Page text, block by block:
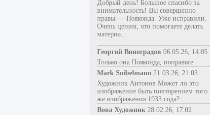
Добрый день! Большое спасибо за
внимательность! Вы совершенно
правы — Пояконда. Уже исправили.
Очень ценим, что помогаете делать
материа...
Георгий Виноградов 06.05.26, 14:05
Только она Пояконда, поправьте.
Mark Soibelmann 21.03.26, 21:03
Художник Антонов Может ли это
изображение быть повторением того
же изображения 1933 года?...
Вова Художник 28.02.26, 17:02